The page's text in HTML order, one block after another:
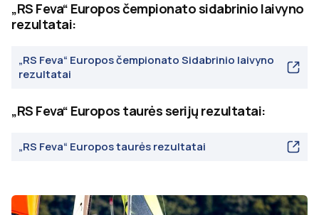
„RS Feva“ Europos čempionato sidabrinio laivyno
rezultatai:
„RS Feva“ Europos čempionato Sidabrinio laivyno
rezultatai
„RS Feva“ Europos taurės serijų rezultatai:
„RS Feva“ Europos taurės rezultatai